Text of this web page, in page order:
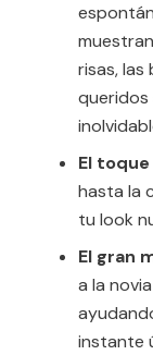
risas,
queridos
El toque
hasta la
tu look
El gran
a la
instante